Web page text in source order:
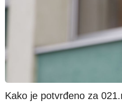
Kako je potvrđeno za